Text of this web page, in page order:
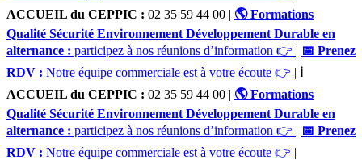
ACCUEIL du CEPPIC : 02 35 59 44 00 | 🌎 Formations
Qualité Sécurité Environnement Développement Durable en
alternance : participez à nos réunions d’information 👉 | 📅 Prenez
RDV : Notre équipe commerciale est à votre écoute 👉 | ℹ️
ACCUEIL du CEPPIC : 02 35 59 44 00 | 🌎 Formations
Qualité Sécurité Environnement Développement Durable en
alternance : participez à nos réunions d’information 👉 | 📅 Prenez
RDV : Notre équipe commerciale est à votre écoute 👉 |